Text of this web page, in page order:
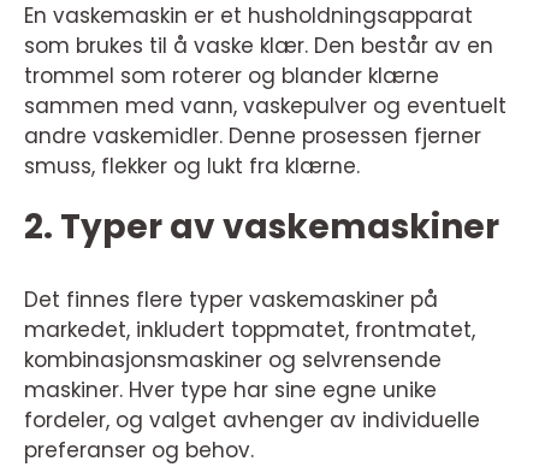
En vaskemaskin er et husholdningsapparat
som brukes til å vaske klær. Den består av en
trommel som roterer og blander klærne
sammen med vann, vaskepulver og eventuelt
andre vaskemidler. Denne prosessen fjerner
smuss, flekker og lukt fra klærne.
2. Typer av vaskemaskiner
Det finnes flere typer vaskemaskiner på
markedet, inkludert toppmatet, frontmatet,
kombinasjonsmaskiner og selvrensende
maskiner. Hver type har sine egne unike
fordeler, og valget avhenger av individuelle
preferanser og behov.